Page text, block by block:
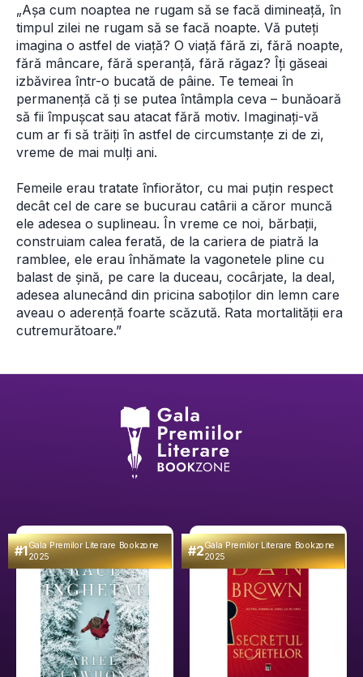
„Aşa cum noaptea ne rugam să se facă dimineaţă, în
timpul zilei ne rugam să se facă noapte. Vă puteţi
imagina o astfel de viaţă? O viaţă fără zi, fără noapte,
fără mâncare, fără speranţă, fără răgaz? Îţi găseai
izbăvirea într-o bucată de pâine. Te temeai în
permanenţă că ţi se putea întâmpla ceva – bunăoară
să fii împuşcat sau atacat fără motiv. Imaginaţi-vă
cum ar fi să trăiţi în astfel de circumstanţe zi de zi,
vreme de mai mulţi ani.
Femeile erau tratate înfiorător, cu mai puţin respect
decât cel de care se bucurau catârii a căror muncă
ele adesea o suplineau. În vreme ce noi, bărbaţii,
construiam calea ferată, de la cariera de piatră la
ramblee, ele erau înhămate la vagonetele pline cu
balast de şină, pe care la duceau, cocârjate, la deal,
adesea alunecând din pricina saboţilor din lemn care
aveau o aderenţă foarte scăzută. Rata mortalităţii era
cutremurătoare.”
#1Gala Premilor Literare Bookzone
2025
#2Gala Premilor Literare Bookzone
2025